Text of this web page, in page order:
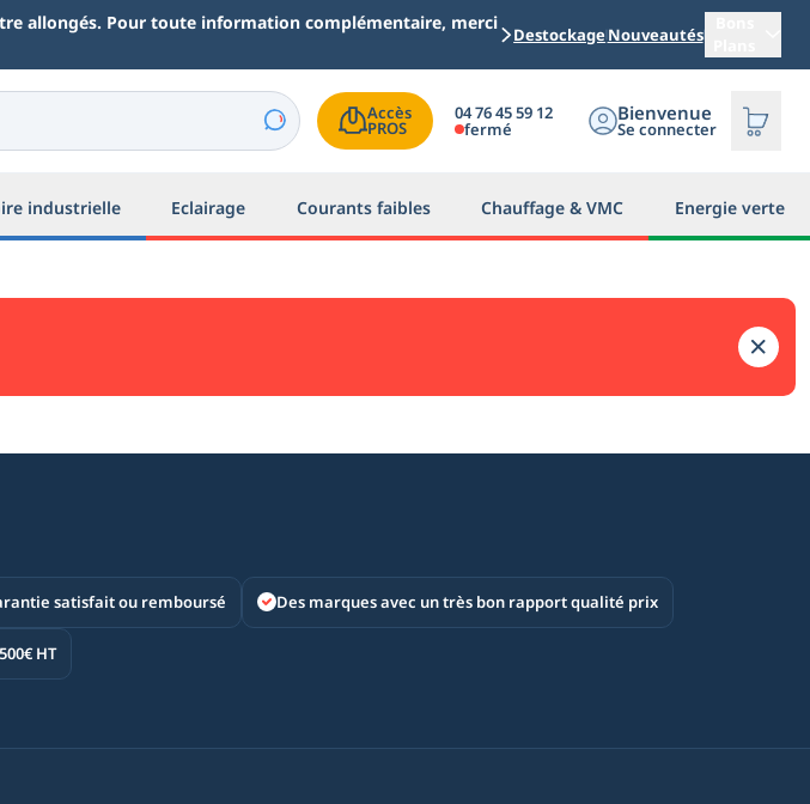
allongés. Pour toute information complémentaire, merci
DestockageNouveautés
Accès
PROS
04 76 45 59 12
fermé
Bienvenue
Se connecter
industrielle Eclairage Courants faibles Chauffage & VMC Energie verte
satisfait ou remboursé Des marques avec un très bon rapport qualité prix
HT